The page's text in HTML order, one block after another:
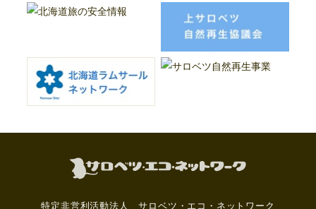
特定非営利活動法人 サロベツ・エコ・ネットワーク